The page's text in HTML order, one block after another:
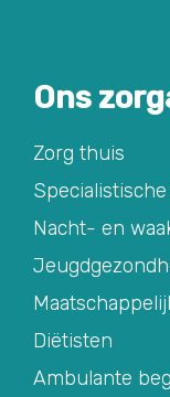
Ons
Zorg thuis
Nacht- en
Diëtisten
Ambulante